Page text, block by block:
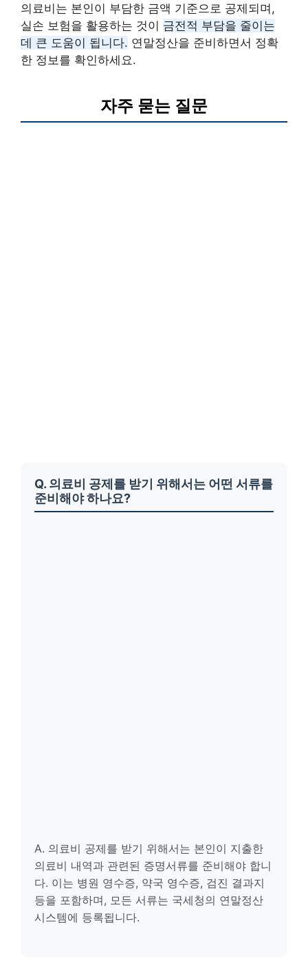
의료비는 본인이 부담한 금액 기준으로 공제되며,
실손 보험을 활용하는 것이 금전적 부담을 줄이는
데 큰 도움이 됩니다. 연말정산을 준비하면서 정확
한 정보를 확인하세요.
자주 묻는 질문
Q. 의료비 공제를 받기 위해서는 어떤 서류를
준비해야 하나요?
A. 의료비 공제를 받기 위해서는 본인이 지출한
의료비 내역과 관련된 증명서류를 준비해야 합니
다. 이는 병원 영수증, 약국 영수증, 검진 결과지
등을 포함하며, 모든 서류는 국세청의 연말정산
시스템에 등록됩니다.